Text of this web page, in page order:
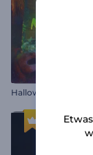
Halloween